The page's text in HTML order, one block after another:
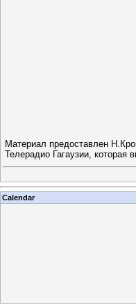
Материал предоставлен
Телерадио Гагаузии,
Calendar